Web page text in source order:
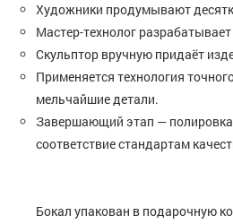
Художники продумывают
Мастер-технолог
Скульптор вручную придаёт
Применяется технология
мельчайшие детали.
Завершающий этап — полировка,
соответствие стандартам
Бокал упакован в подарочную